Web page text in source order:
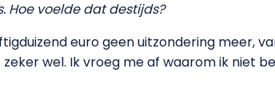
Hoe voelde dat destijds?
euro geen uitzondering meer,
wel. Ik vroeg me af waarom ik niet